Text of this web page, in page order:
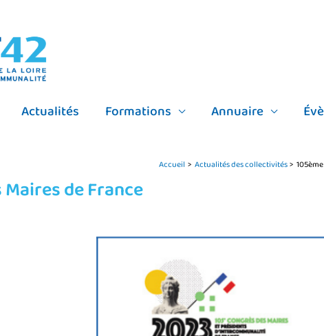
Actualités Formations Annuaire
Accueil Actualités des collectivités
de France